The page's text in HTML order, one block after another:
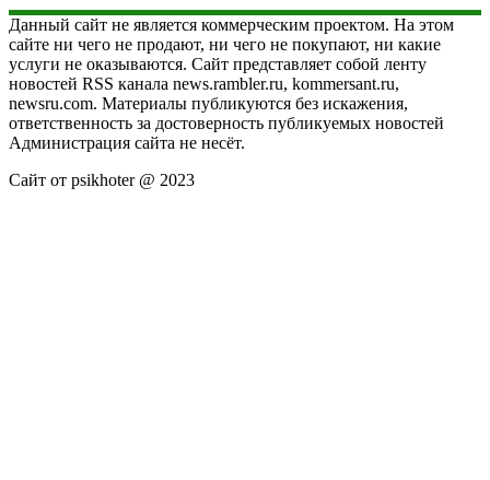
Данный сайт не является коммерческим проектом. На этом
сайте ни чего не продают, ни чего не покупают, ни какие
услуги не оказываются. Сайт представляет собой ленту
новостей RSS канала news.rambler.ru, kommersant.ru,
newsru.com. Материалы публикуются без искажения,
ответственность за достоверность публикуемых новостей
Администрация сайта не несёт.
Сайт от psikhoter @ 2023